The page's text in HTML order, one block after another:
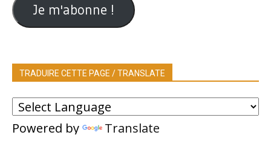
Je m'abonne !
TRADUIRE CETTE PAGE / TRANSLATE
Powered by Translate